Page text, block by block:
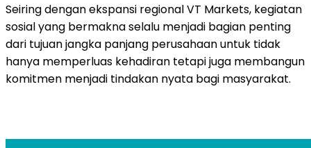
Seiring dengan ekspansi regional VT Markets, kegiatan
sosial yang bermakna selalu menjadi bagian penting
dari tujuan jangka panjang perusahaan untuk tidak
hanya memperluas kehadiran tetapi juga membangun
komitmen menjadi tindakan nyata bagi masyarakat.